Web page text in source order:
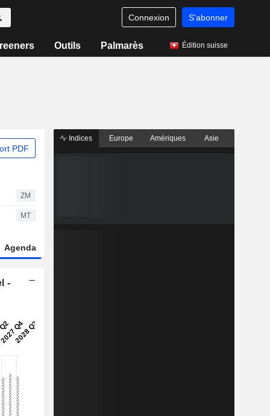
Connexion S'abonner
Outils Palmarès Édition suisse
PDF
ZM
MT
Agenda
-
Indices Europe Amériques Asie